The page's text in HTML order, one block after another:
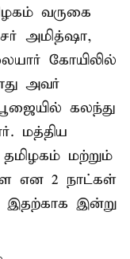
வருகை
அமித்ஷா,
கோயிலில்
அவர்
கலந்து
மத்திய
மற்றும்
என 2 நாட்கள்
இதற்காக இன்று